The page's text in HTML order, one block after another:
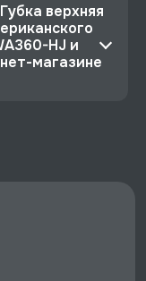
верхняя
HJ и
магазине
3321 руб.
Санкт-